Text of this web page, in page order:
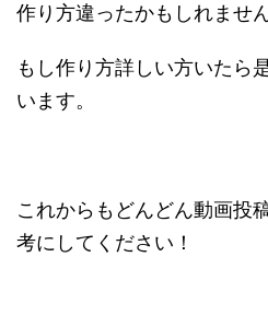
作り方違ったかもしれません
もし作り方詳しい方いたら
います。
これからもどんどん動画投
考にしてください！